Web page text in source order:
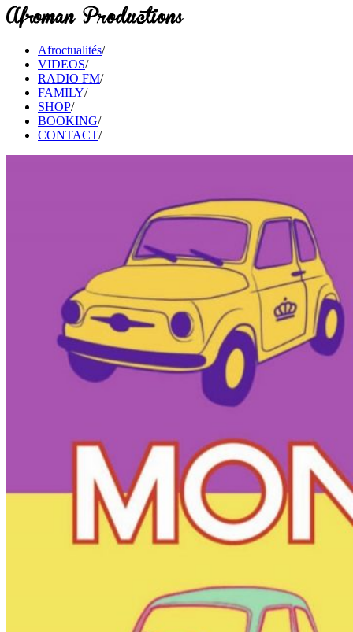
Afroctualités/
VIDEOS/
RADIO FM/
FAMILY/
SHOP/
BOOKING/
CONTACT/